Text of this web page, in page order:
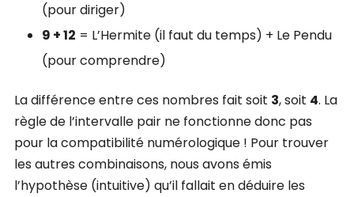
(pour diriger)
9 + 12 = L’Hermite (il faut du temps) + Le Pendu
(pour comprendre)
La différence entre ces nombres fait soit 3, soit 4. La
règle de l’intervalle pair ne fonctionne donc pas
pour la compatibilité numérologique ! Pour trouver
les autres combinaisons, nous avons émis
l’hypothèse (intuitive) qu’il fallait en déduire les